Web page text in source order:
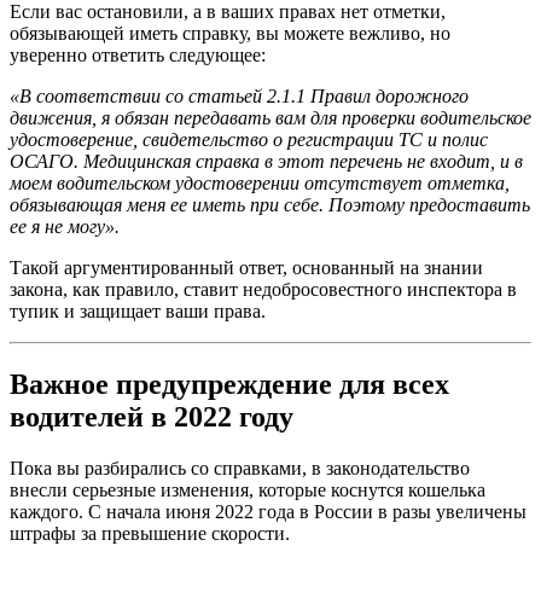
Если вас остановили, а в ваших правах нет отметки,
обязывающей иметь справку, вы можете вежливо, но
уверенно ответить следующее:
«В соответствии со статьей 2.1.1 Правил дорожного
движения, я обязан передавать вам для проверки водительское
удостоверение, свидетельство о регистрации ТС и полис
ОСАГО. Медицинская справка в этот перечень не входит, и в
моем водительском удостоверении отсутствует отметка,
обязывающая меня ее иметь при себе. Поэтому предоставить
ее я не могу».
Такой аргументированный ответ, основанный на знании
закона, как правило, ставит недобросовестного инспектора в
тупик и защищает ваши права.
Важное предупреждение для всех
водителей в 2022 году
Пока вы разбирались со справками, в законодательство
внесли серьезные изменения, которые коснутся кошелька
каждого. С начала июня 2022 года в России в разы увеличены
штрафы за превышение скорости.